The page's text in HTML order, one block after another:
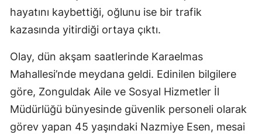
hayatını kaybettiği, oğlunu ise bir trafik
kazasında yitirdiği ortaya çıktı.
Olay, dün akşam saatlerinde Karaelmas
Mahallesi’nde meydana geldi. Edinilen bilgilere
göre, Zonguldak Aile ve Sosyal Hizmetler İl
Müdürlüğü bünyesinde güvenlik personeli olarak
görev yapan 45 yaşındaki Nazmiye Esen, mesai